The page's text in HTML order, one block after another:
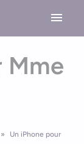
Mme
»
Un iPhone pour